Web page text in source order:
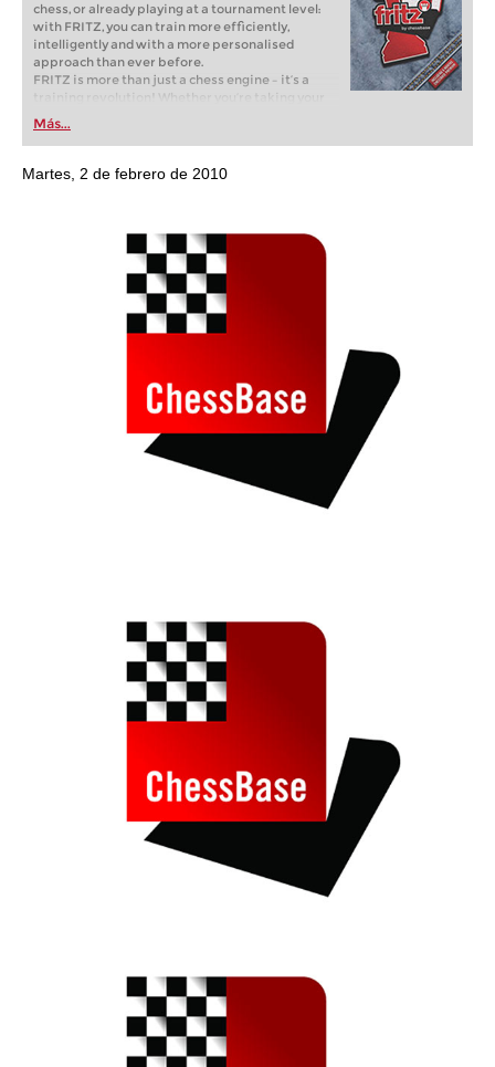
chess, or already playing at a tournament level:
with FRITZ, you can train more efficiently,
intelligently and with a more personalised
approach than ever before.
FRITZ is more than just a chess engine – it’s a
training revolution! Whether you’re taking your
first steps into the world of club chess, or already
playing at a tournament level: with FRITZ, you can
train more efficiently, intelligently and with a
more personalised approach than ever before.
Más...
Martes, 2 de febrero de 2010